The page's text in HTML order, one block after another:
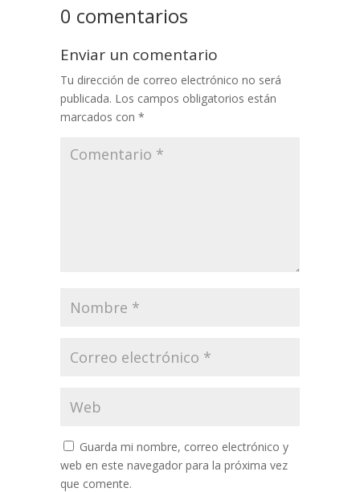
0 comentarios
Enviar un comentario
Tu dirección de correo electrónico no será
publicada. Los campos obligatorios están
marcados con *
Guarda mi nombre, correo electrónico y
web en este navegador para la próxima vez
que comente.